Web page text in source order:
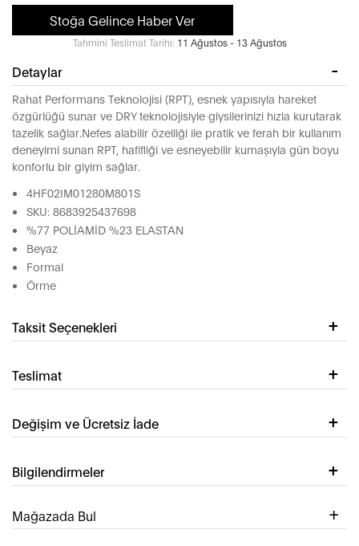
Stoğa Gelince Haber Ver
Tahmini Teslimat Tarihi: 11 Ağustos - 13 Ağustos
Detaylar
Rahat Performans Teknolojisi (RPT), esnek yapısıyla hareket
özgürlüğü sunar ve DRY teknolojisiyle giysilerinizi hızla kurutarak
tazelik sağlar.Nefes alabilir özelliği ile pratik ve ferah bir kullanım
deneyimi sunan RPT, hafifliği ve esneyebilir kumaşıyla gün boyu
konforlu bir giyim sağlar.
4HF02IM01280M801S
SKU: 8683925437698
%77 POLİAMİD %23 ELASTAN
Beyaz
Formal
Örme
Taksit Seçenekleri
Teslimat
Değişim ve Ücretsiz İade
Bilgilendirmeler
Mağazada Bul